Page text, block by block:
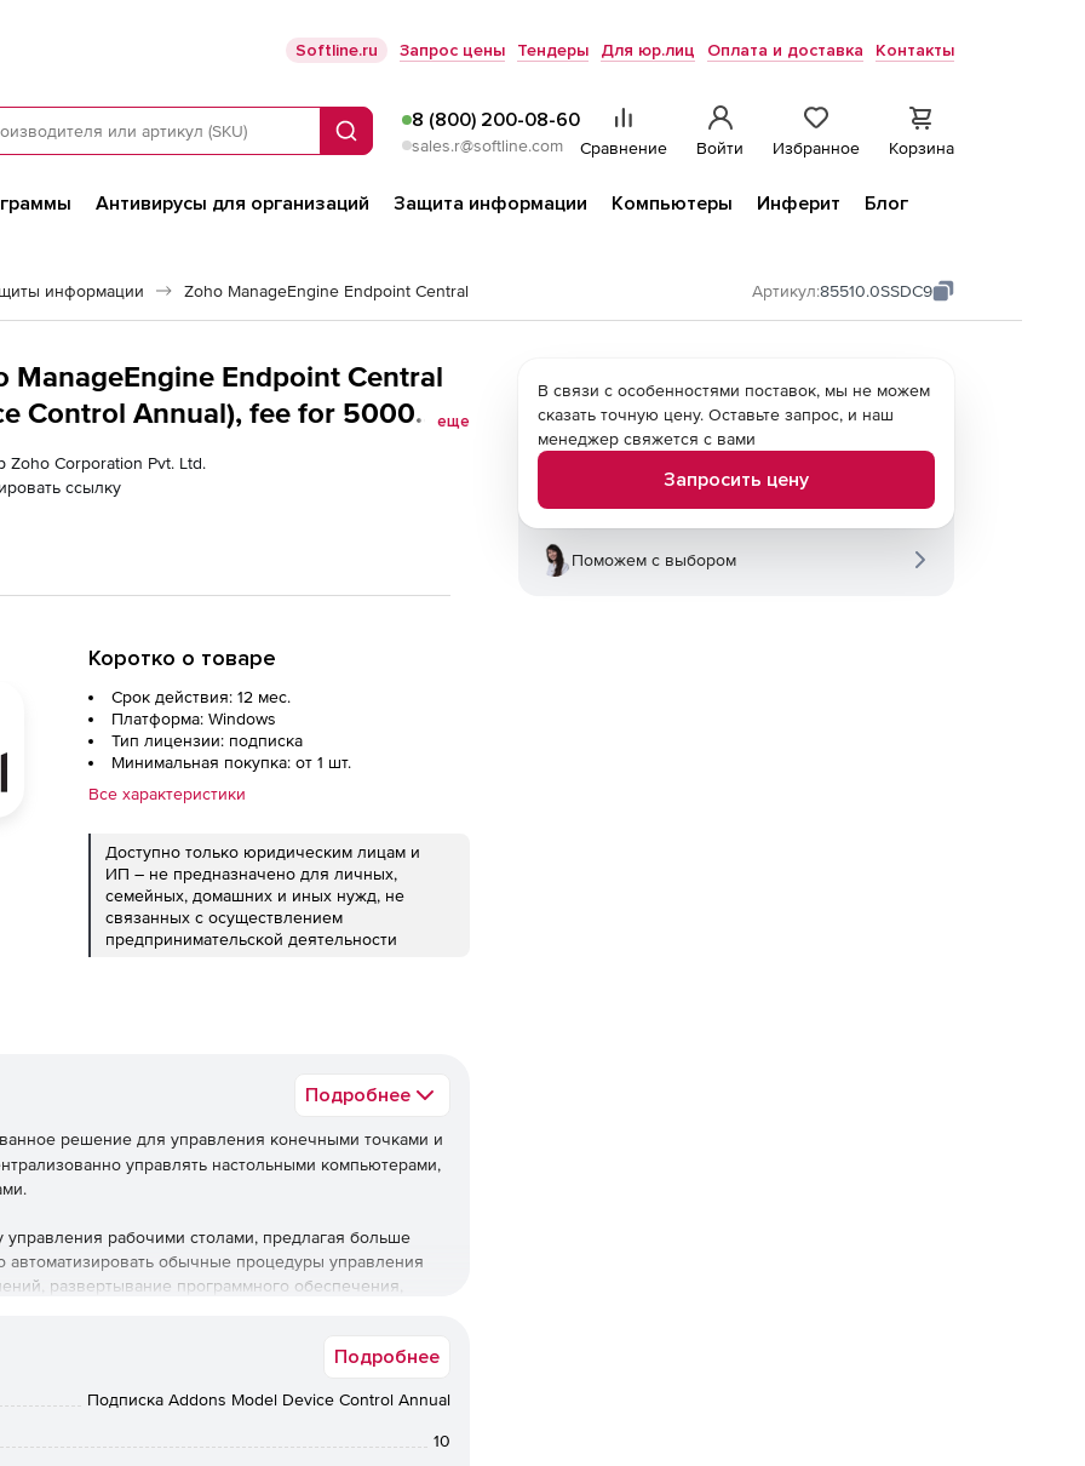
Softline.ru Запрос цены Тендеры Для юр.лиц Оплата и доставка Контакты
Поиск
8 (800) 200-08-60
sales.r@softline.com Сравнение Войти Избранное Корзина
Антивирусы для организаций Защита информации Компьютеры Инферит
Блог
информации Zoho ManageEngine Endpoint Central Артикул:85510.0SSDC9
ManageEngine Endpoint Central
Control Annual), fee for 5000
еще
Zoho Corporation Pvt. Ltd.
ссылку
Коротко о товаре
Срок действия: 12 мес.
Платформа: Windows
Тип лицензии: подписка
Минимальная покупка: от 1 шт.
Все характеристики
Доступно только юридическим лицам и
ИП – не предназначено для личных,
семейных, домашних и иных нужд, не
связанных с осуществлением
предпринимательской деятельности
Подробнее
решение для управления конечными точками и
управлять настольными компьютерами,
рабочими столами, предлагая больше
обычные процедуры управления
развертывание программного обеспечения,
возможности управления, но также предлагает ряд
браузера, управление уязвимостями и управление
Подробнее
Подписка Addons Model Device Control Annual
10
В связи с особенностями поставок, мы не можем
сказать точную цену. Оставьте запрос, и наш
менеджер свяжется с вами
Запросить цену
Поможем с выбором